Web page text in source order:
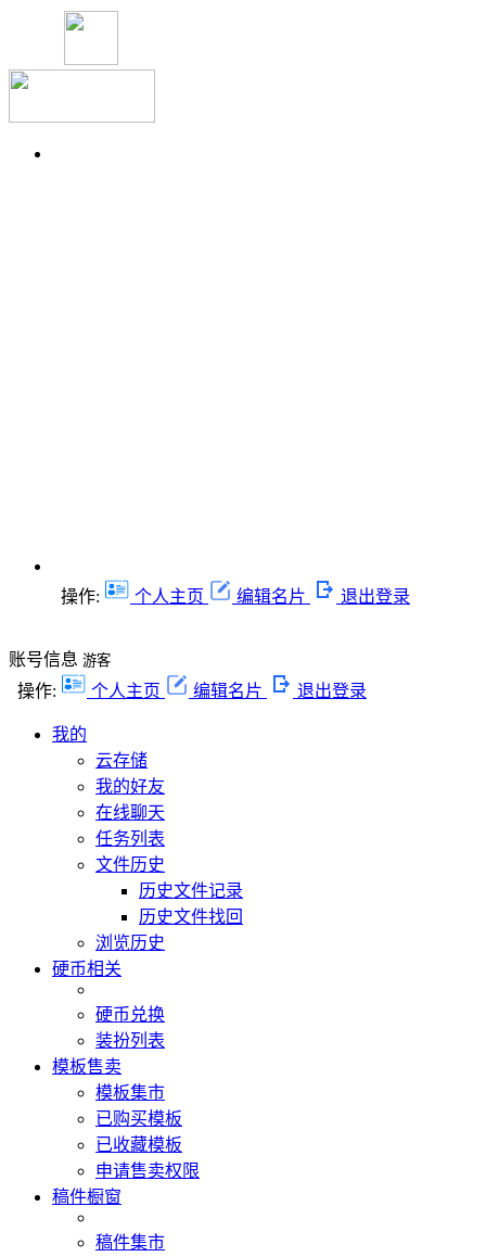
操作: 个人主页 编辑名片 退出登录
账号信息 游客
操作: 个人主页 编辑名片 退出登录
我的
云存储
我的好友
在线聊天
任务列表
文件历史
历史文件记录
历史文件找回
浏览历史
硬币相关
硬币兑换
装扮列表
模板售卖
模板集市
已购买模板
已收藏模板
申请售卖权限
稿件橱窗
稿件集市